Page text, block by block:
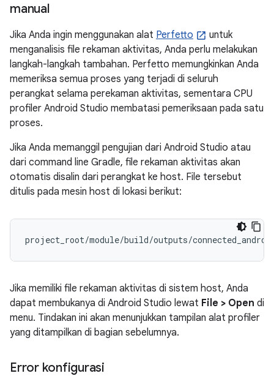
manual
Jika Anda ingin menggunakan alat Perfetto
untuk
menganalisis file rekaman aktivitas, Anda perlu melakukan
langkah-langkah tambahan. Perfetto memungkinkan Anda
memeriksa semua proses yang terjadi di seluruh
perangkat selama perekaman aktivitas, sementara CPU
profiler Android Studio membatasi pemeriksaan pada satu
proses.
Jika Anda memanggil pengujian dari Android Studio atau
dari command line Gradle, file rekaman aktivitas akan
otomatis disalin dari perangkat ke host. File tersebut
ditulis pada mesin host di lokasi berikut:
Jika memiliki file rekaman aktivitas di sistem host, Anda
dapat membukanya di Android Studio lewat File > Open di
menu. Tindakan ini akan menunjukkan tampilan alat profiler
yang ditampilkan di bagian sebelumnya.
Error konfigurasi